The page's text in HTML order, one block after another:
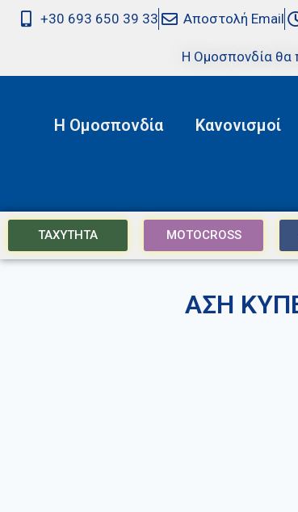
+30 693 650 39 33 Αποστολή Email
Η Ομοσπονδία θα
Η Ομοσπονδία Κανονισμοί
ΤΑΧΥΤΗΤΑ MOTOCROSS
ΑΣΗ